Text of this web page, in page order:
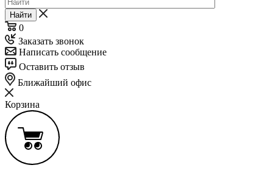
Найти
0
Заказать звонок
Написать сообщение
Оставить отзыв
Ближайший офис
Корзина